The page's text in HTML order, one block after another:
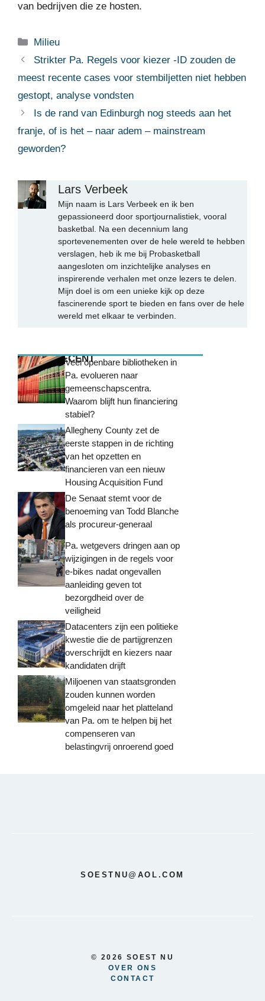
van bedrijven die ze hosten.
Categorieën
Milieu
Strikter Pa. Regels voor kiezer -ID zouden de
meest recente cases voor stembiljetten niet hebben
gestopt, analyse vondsten
Is de rand van Edinburgh nog steeds aan het
franje, of is het – naar adem – mainstream
geworden?
Lars Verbeek
Mijn naam is Lars Verbeek en ik ben
gepassioneerd door sportjournalistiek, vooral
basketbal. Na een decennium lang
sportevenementen over de hele wereld te hebben
verslagen, heb ik me bij Probasketball
aangesloten om inzichtelijke analyses en
inspirerende verhalen met onze lezers te delen.
Mijn doel is om een unieke kijk op deze
fascinerende sport te bieden en fans over de hele
wereld met elkaar te verbinden.
MEEST RECENTVeel openbare bibliotheken in
Pa. evolueren naar
gemeenschapscentra.
Waarom blijft hun financiering
stabiel?
Allegheny County zet de
eerste stappen in de richting
van het opzetten en
financieren van een nieuw
Housing Acquisition Fund
De Senaat stemt voor de
benoeming van Todd Blanche
als procureur-generaal
Pa. wetgevers dringen aan op
wijzigingen in de regels voor
e-bikes nadat ongevallen
aanleiding geven tot
bezorgdheid over de
veiligheid
Datacenters zijn een politieke
kwestie die de partijgrenzen
overschrijdt en kiezers naar
kandidaten drijft
Miljoenen van staatsgronden
zouden kunnen worden
omgeleid naar het platteland
van Pa. om te helpen bij het
compenseren van
belastingvrij onroerend goed
SOESTNU@AOL.COM
© 2026 SOEST NU
OVER ONS
CONTACT